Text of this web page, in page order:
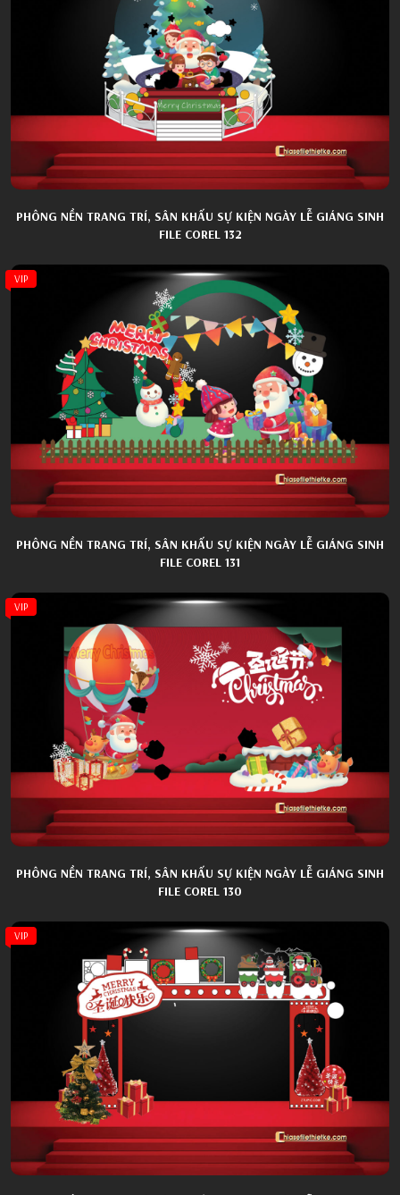
PHÔNG NỀN TRANG TRÍ, SÂN KHẤU SỰ KIỆN NGÀY LỄ GIÁNG SINH
FILE COREL 132
VIP
PHÔNG NỀN TRANG TRÍ, SÂN KHẤU SỰ KIỆN NGÀY LỄ GIÁNG SINH
FILE COREL 131
VIP
PHÔNG NỀN TRANG TRÍ, SÂN KHẤU SỰ KIỆN NGÀY LỄ GIÁNG SINH
FILE COREL 130
VIP